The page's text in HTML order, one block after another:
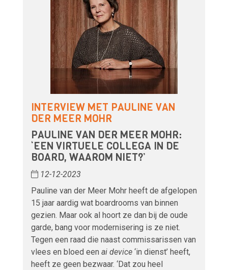
INTERVIEW MET PAULINE VAN
DER MEER MOHR
PAULINE VAN DER MEER MOHR:
‘EEN VIRTUELE COLLEGA IN DE
BOARD, WAAROM NIET?’
12-12-2023
Pauline van der Meer Mohr heeft de afgelopen
15 jaar aardig wat boardrooms van binnen
gezien. Maar ook al hoort ze dan bij de oude
garde, bang voor modernisering is ze niet.
Tegen een raad die naast commissarissen van
vlees en bloed een ai device ‘in dienst’ heeft,
heeft ze geen bezwaar. ‘Dat zou heel